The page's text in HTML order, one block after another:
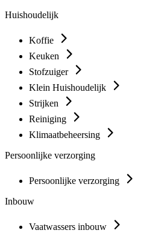
Huishoudelijk
Koffie
Keuken
Stofzuiger
Klein Huishoudelijk
Strijken
Reiniging
Klimaatbeheersing
Persoonlijke verzorging
Persoonlijke verzorging
Inbouw
Vaatwassers inbouw